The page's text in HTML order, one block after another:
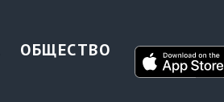
ОБЩЕСТВО